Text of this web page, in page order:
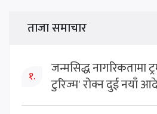
ताजा समाचार
१.
जन्मसिद्ध नागरिकतामा
टुरिज्म' रोक्न दुई नयाँ